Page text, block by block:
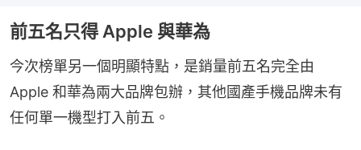
前五名只得 Apple 與華為
今次榜單另一個明顯特點，是銷量前五名完全由
Apple 和華為兩大品牌包辦，其他國產手機品牌未有
任何單一機型打入前五。